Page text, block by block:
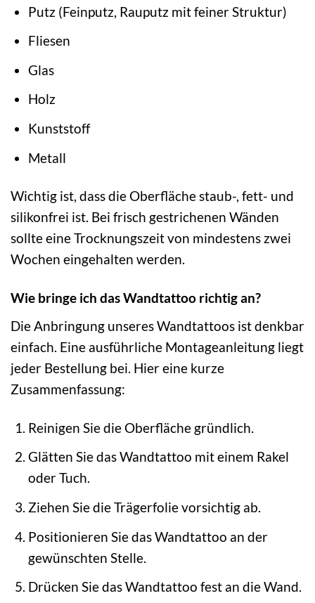
Putz (Feinputz, Rauputz mit feiner Struktur)
Fliesen
Glas
Holz
Kunststoff
Metall
Wichtig ist, dass die Oberfläche staub-, fett- und
silikonfrei ist. Bei frisch gestrichenen Wänden
sollte eine Trocknungszeit von mindestens zwei
Wochen eingehalten werden.
Wie bringe ich das Wandtattoo richtig an?
Die Anbringung unseres Wandtattoos ist denkbar
einfach. Eine ausführliche Montageanleitung liegt
jeder Bestellung bei. Hier eine kurze
Zusammenfassung:
Reinigen Sie die Oberfläche gründlich.
Glätten Sie das Wandtattoo mit einem Rakel
oder Tuch.
Ziehen Sie die Trägerfolie vorsichtig ab.
Positionieren Sie das Wandtattoo an der
gewünschten Stelle.
Drücken Sie das Wandtattoo fest an die Wand.